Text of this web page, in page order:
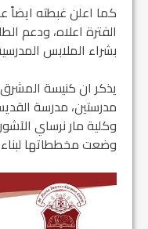
كما اعلن غبطته ايضاً
الفترة اعلاه، ودعم
بشراء الملابس المدرسية
يذكر ان كنيسة
مدرستين، مدرسة
وكلية مار نرساي
وضعت مخططاتها لبناء